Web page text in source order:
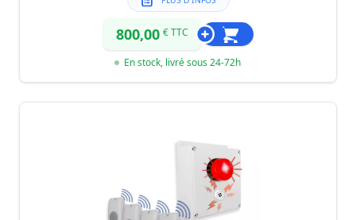
800,00 € TTC
En stock, livré sous 24-72h